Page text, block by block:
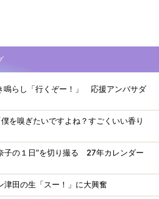
らし「行くぞー！」 応援アンバサダ
嗅ぎたいですよね？すごくいい香り
の１日”を切り撮る 27年カレンダー
田の生「スー！」に大興奮